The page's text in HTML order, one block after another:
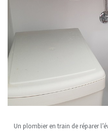
Un plombier en train de réparer